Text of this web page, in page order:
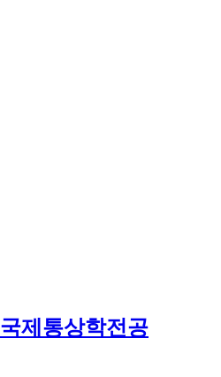
국제통상학전공